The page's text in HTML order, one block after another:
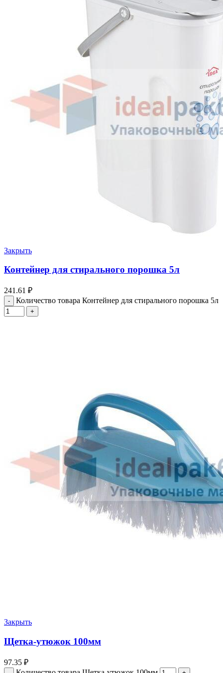
Закрыть
Контейнер для стирального порошка 5л
241.61 ₽
Количество товара Контейнер для стирального порошка 5л
Закрыть
Щетка-утюжок 100мм
97.35 ₽